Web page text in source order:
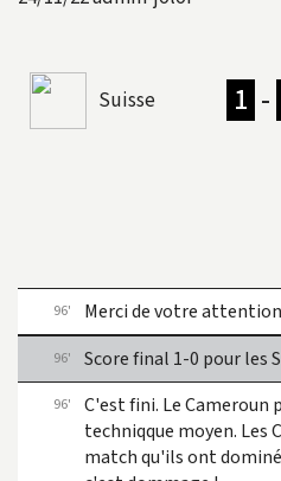
Suisse 1 -
96'
C'est fini. Le Cameroun
techniqque moyen. Les
match qu'ils ont
96' Score final 1-0 pour les
96' Merci de votre